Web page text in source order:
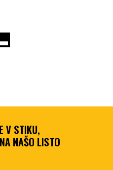
V STIKU,
NAŠO LISTO